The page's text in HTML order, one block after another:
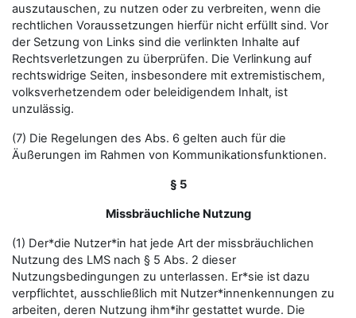
auszutauschen, zu nutzen oder zu verbreiten, wenn die
rechtlichen Voraussetzungen hierfür nicht erfüllt sind. Vor
der Setzung von Links sind die verlinkten Inhalte auf
Rechtsverletzungen zu überprüfen. Die Verlinkung auf
rechtswidrige Seiten, insbesondere mit extremistischem,
volksverhetzendem oder beleidigendem Inhalt, ist
unzulässig.
(7) Die Regelungen des Abs. 6 gelten auch für die
Äußerungen im Rahmen von Kommunikationsfunktionen.
§ 5
Missbräuchliche Nutzung
(1) Der*die Nutzer*in hat jede Art der missbräuchlichen
Nutzung des LMS nach § 5 Abs. 2 dieser
Nutzungsbedingungen zu unterlassen. Er*sie ist dazu
verpflichtet, ausschließlich mit Nutzer*innenkennungen zu
arbeiten, deren Nutzung ihm*ihr gestattet wurde. Die